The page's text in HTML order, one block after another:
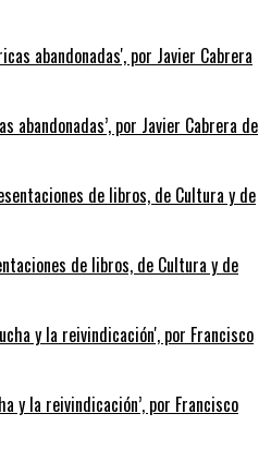
abandonadas’, por Javier Cabrera de
de libros, de Cultura y de
y la reivindicación’, por Francisco